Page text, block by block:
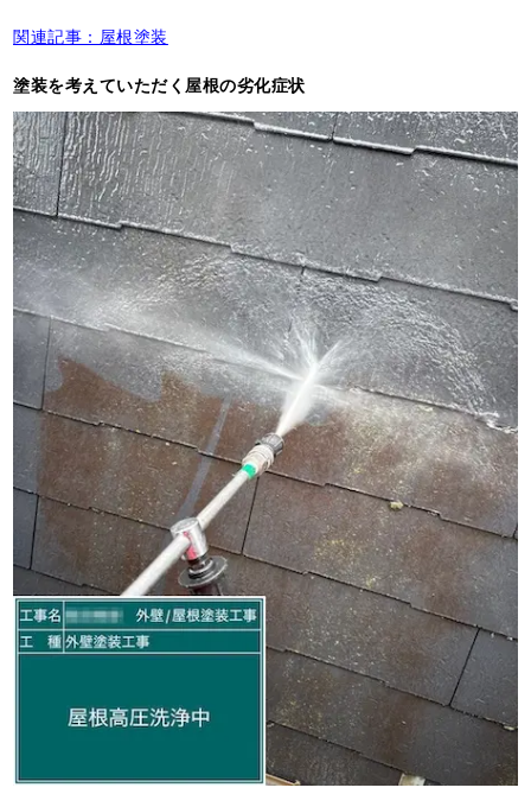
関連記事：屋根塗装
塗装を考えていただく屋根の劣化症状